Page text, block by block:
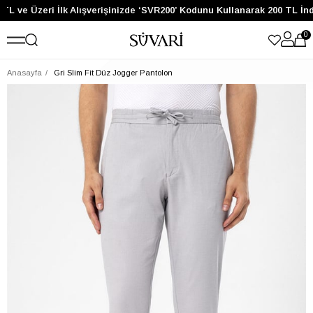
ve Üzeri İlk Alışverişinizde ‘SVR200’ Kodunu Kullanarak 200 TL
0
Anasayfa Gri Slim Fit Düz Jogger Pantolon